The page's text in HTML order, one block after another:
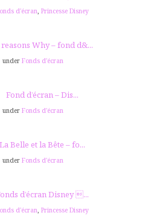
d'écran, Princesse Disney
reasons Why – fond d&...
under Fonds d'écran
Fond d’écran – Dis...
under Fonds d'écran
La Belle et la Bête – fo...
under Fonds d'écran
d’écran Disney ...
d'écran, Princesse Disney